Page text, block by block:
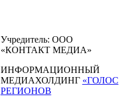
Учредитель: ООО
«КОНТАКТ МЕДИА»
ИНФОРМАЦИОННЫЙ
МЕДИАХОЛДИНГ «ГОЛОС
РЕГИОНОВ